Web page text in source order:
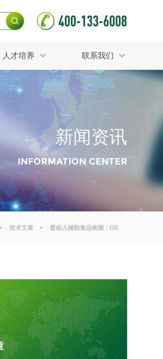
400-133-6008
人才培养 联系我们
声环境与振动检测
危废鉴定
更多
更多
咨询
食品安全检测
洁净度检测
化妆品检测
水资源检测
理检测
光伏检测
新闻资讯
INFORMATION CENTER
技术文章 婴幼儿辅助食品检测：GB